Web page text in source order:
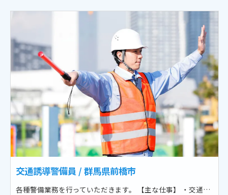
交通誘導警備員 / 群馬県前橋市
各種警備業務を行っていただきます。 【主な仕事】 ・交通誘導警備 各種工事現場で交通渋滞を緩和したり事故を未然にために、車両や歩行者を安全に誘導 ・駐車場警備 各種イベント等において、来場者の安全を確保し、気持ち良くご利用できるように誘導 ・催事警備 事故や混乱を防ぐために、各種イベントの来場者を安全に誘導